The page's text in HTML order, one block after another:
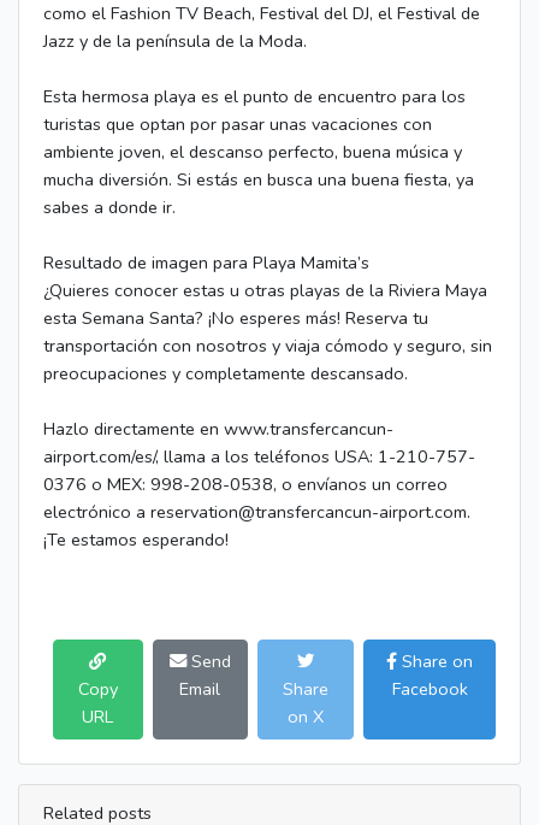
como el Fashion TV Beach, Festival del DJ, el Festival de
Jazz y de la península de la Moda.
Esta hermosa playa es el punto de encuentro para los
turistas que optan por pasar unas vacaciones con
ambiente joven, el descanso perfecto, buena música y
mucha diversión. Si estás en busca una buena fiesta, ya
sabes a donde ir.
Resultado de imagen para Playa Mamita’s
¿Quieres conocer estas u otras playas de la Riviera Maya
esta Semana Santa? ¡No esperes más! Reserva tu
transportación con nosotros y viaja cómodo y seguro, sin
preocupaciones y completamente descansado.
Hazlo directamente en www.transfercancun-
airport.com/es/, llama a los teléfonos USA: 1-210-757-
0376 o MEX: 998-208-0538, o envíanos un correo
electrónico a reservation@transfercancun-airport.com.
¡Te estamos esperando!
Copy
URL
Send
Email
Share
on X
Share on
Facebook
Related posts